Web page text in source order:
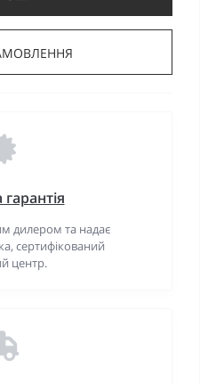
дилером та надає
сертифікований
центр.